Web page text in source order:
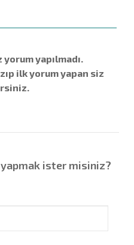
yorum yapılmadı.
ilk yorum yapan siz
yapmak ister misiniz?